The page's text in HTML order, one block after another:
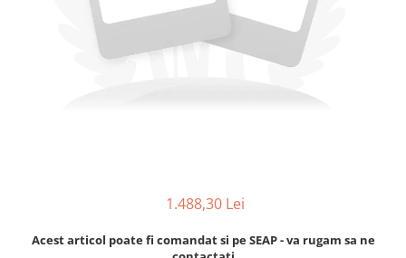
Aparate de respirat autonome
Accesorii pentru camere de
Accesorii de trecere a apei si
Diverse dispozitive de masurare
Filtre si sorburi
1.488,30 Lei
Acest articol poate fi comandat si pe SEAP - va rugam sa ne